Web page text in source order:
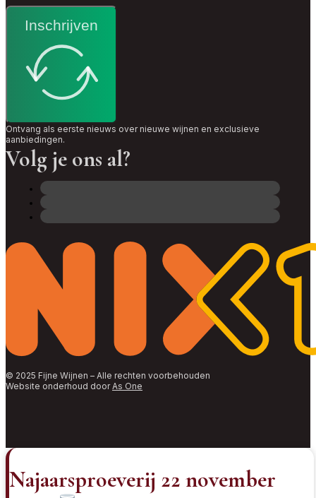
Inschrijven
Ontvang als eerste nieuws over nieuwe wijnen en exclusieve
aanbiedingen.
Volg je ons al?
© 2025 Fijne Wijnen – Alle rechten voorbehouden
Website onderhoud door As One
Najaarsproeverij 22 november